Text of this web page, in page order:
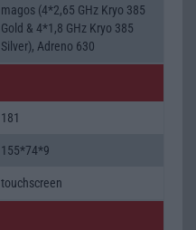
magos (4*2,65 GHz Kryo 385
Gold & 4*1,8 GHz Kryo 385
Silver), Adreno 630
181
155*74*9
touchscreen